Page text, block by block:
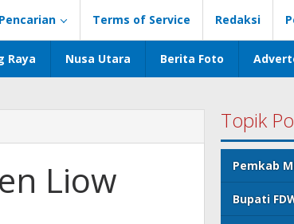
Pencarian Terms of Service Redaksi
Raya Nusa Utara Berita Foto
Liow
Topik
Pemkab
Bupati